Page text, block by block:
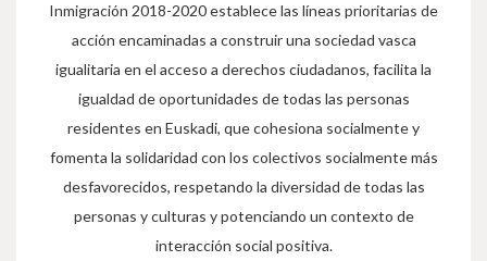
Inmigración 2018-2020 establece las líneas prioritarias de
acción encaminadas a construir una sociedad vasca
igualitaria en el acceso a derechos ciudadanos, facilita la
igualdad de oportunidades de todas las personas
residentes en Euskadi, que cohesiona socialmente y
fomenta la solidaridad con los colectivos socialmente más
desfavorecidos, respetando la diversidad de todas las
personas y culturas y potenciando un contexto de
interacción social positiva.